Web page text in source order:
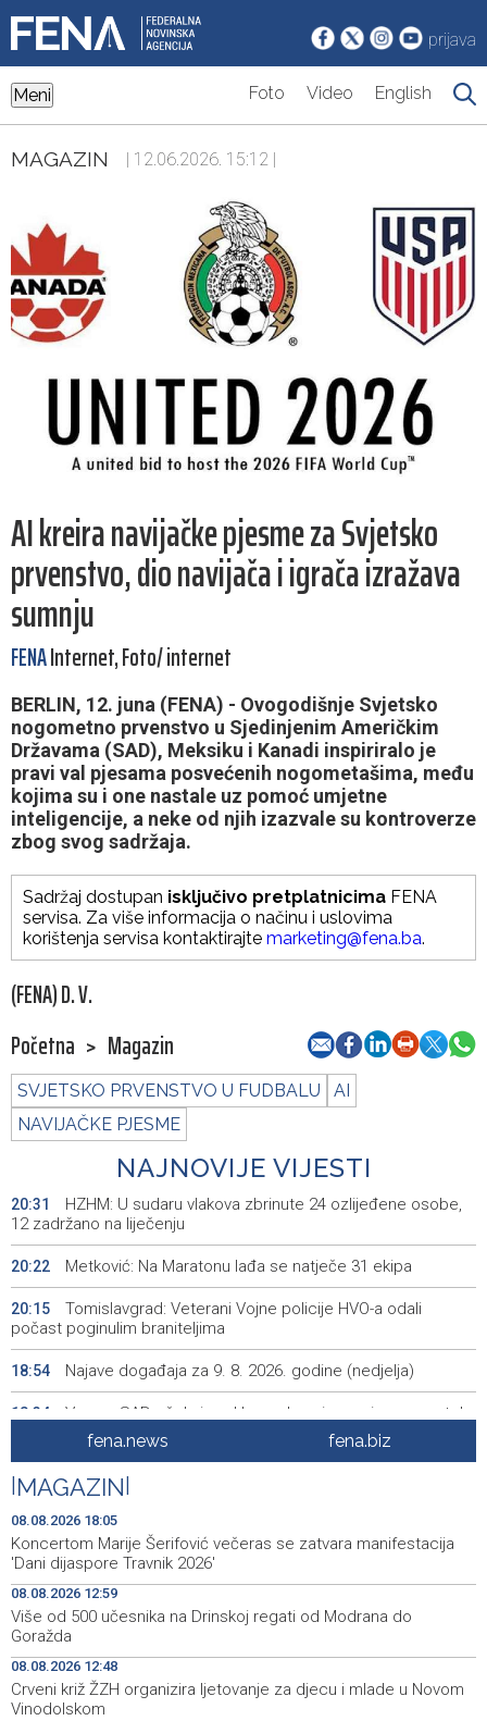
prijava
Meni Foto Video English
MAGAZIN | 12.06.2026. 15:12 |
AI kreira navijačke pjesme za Svjetsko
prvenstvo, dio navijača i igrača izražava
sumnju
FENAInternet, Foto/ internet
BERLIN, 12. juna (FENA) - Ovogodišnje Svjetsko
nogometno prvenstvo u Sjedinjenim Američkim
Državama (SAD), Meksiku i Kanadi inspiriralo je
pravi val pjesama posvećenih nogometašima, među
kojima su i one nastale uz pomoć umjetne
inteligencije, a neke od njih izazvale su kontroverze
zbog svog sadržaja.
Sadržaj dostupan isključivo pretplatnicima FENA
servisa. Za više informacija o načinu i uslovima
korištenja servisa kontaktirajte marketing@fena.ba.
(FENA) D. V.
Početna > Magazin
SVJETSKO PRVENSTVO U FUDBALU
AI
NAVIJAČKE PJESME
NAJNOVIJE VIJESTI
20:31
HZHM: U sudaru vlakova zbrinute 24 ozlijeđene osobe,
12 zadržano na liječenju
20:22 Metković: Na Maratonu lađa se natječe 31 ekipa
20:15
Tomislavgrad: Veterani Vojne policije HVO-a odali
počast poginulim braniteljima
18:54 Najave događaja za 9. 8. 2026. godine (nedjelja)
18:34
Vance: SAD očekuje od Irana da osigura siguran protok
nafte kroz Hormuški moreuz
18:21
Iranski šef sigurnosti: Hormuški moreuz će ostati
zatvoren dok SAD ne ispuni zahtjeve Teherana
18:09
Iran 'vrlo blizu' dogovora s Omanom o novoj Hormuškoj
brodskoj ruti
18:05
Koncertom Marije Šerifović večeras se zatvara
manifestacija 'Dani dijaspore Travnik 2026'
17:26
Kod mosta Brčko - Gunja pronađene kosti, vještaci
sudske medicine utvrđuju porijeklo
fena.news fena.biz
MAGAZIN
08.08.2026 18:05
Koncertom Marije Šerifović večeras se zatvara manifestacija
'Dani dijaspore Travnik 2026'
08.08.2026 12:59
Više od 500 učesnika na Drinskoj regati od Modrana do
Goražda
08.08.2026 12:48
Crveni križ ŽZH organizira ljetovanje za djecu i mlade u Novom
Vinodolskom